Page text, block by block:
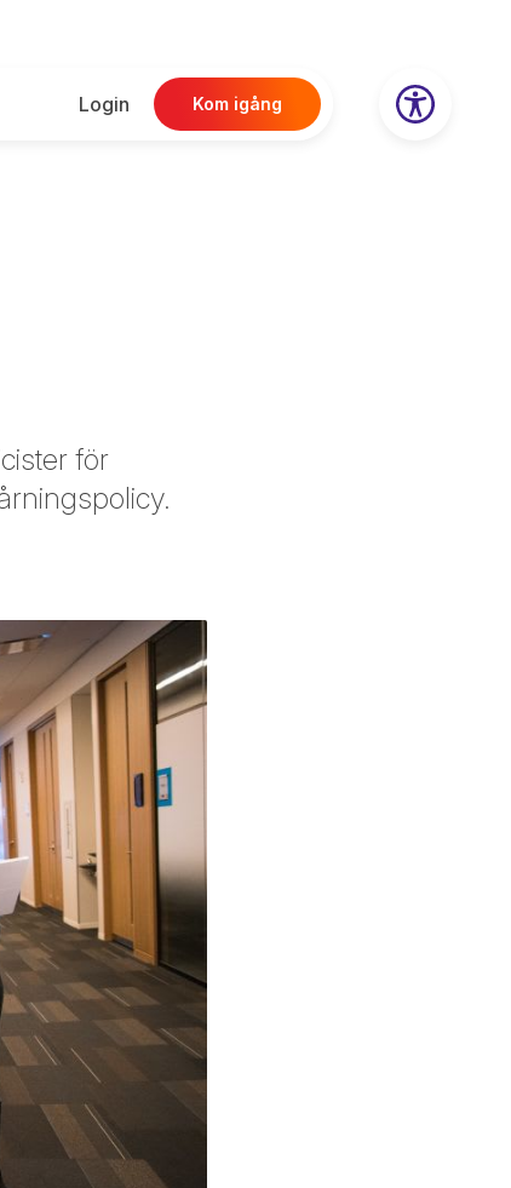
Login Kom igång
för